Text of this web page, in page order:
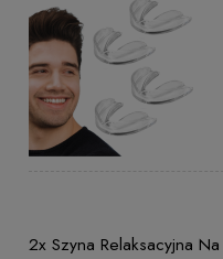
2x Szyna Relaksacyjna